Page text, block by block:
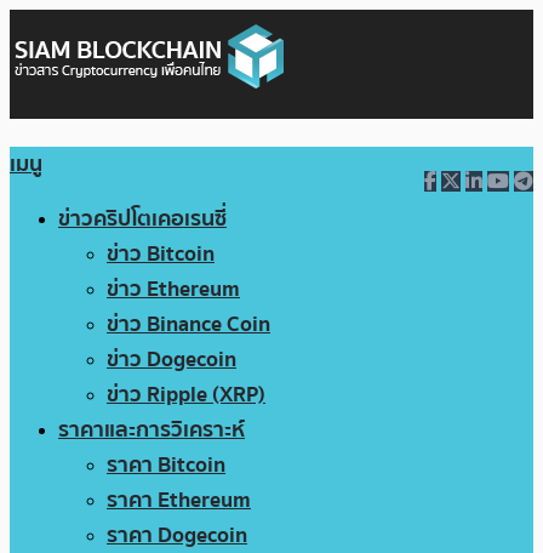
เมนู
ข่าวคริปโตเคอเรนซี่
ข่าว Bitcoin
ข่าว Ethereum
ข่าว Binance Coin
ข่าว Dogecoin
ข่าว Ripple (XRP)
ราคาและการวิเคราะห์
ราคา Bitcoin
ราคา Ethereum
ราคา Dogecoin